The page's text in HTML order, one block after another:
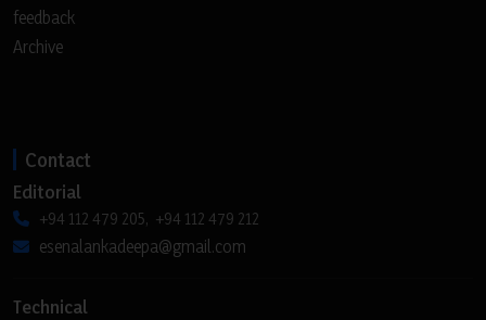
feedback
Archive
Contact
Editorial
+94 112 479 205, +94 112 479 212
esenalankadeepa@gmail.com
Technical